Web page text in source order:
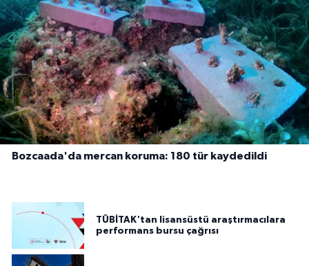
Bozcaada'da mercan koruma: 180 tür kaydedildi
TÜBİTAK'tan lisansüstü araştırmacılara
performans bursu çağrısı